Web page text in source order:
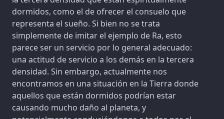
dormidos, como el de ofrecer el consuelo que
representa el sueño. Si bien no se trata
simplemente de imitar el ejemplo de Ra, esto
parece ser un servicio por lo general adecuado:
una actitud de servicio a los demás en la tercera
densidad. Sin embargo, actualmente nos
encontramos en una situación en la Tierra donde
aquellos que están dormidos podrían estar
causando mucho daño al planeta, y